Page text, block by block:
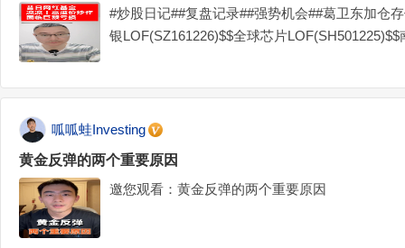
#炒股日记##复盘记录##强势机会##葛卫东加仓
银LOF(SZ161226)$$全球芯片
呱呱蛙Investing
黄金反弹的两个重要原因
邀您观看：黄金反弹的两个重要原因